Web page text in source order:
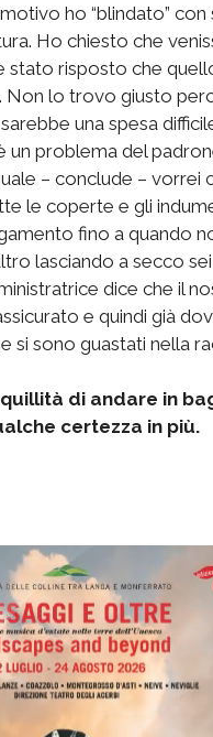
ho “blindato”
Ho chiesto che
stato risposto che
Non lo trovo giusto
una spesa
un problema del
– conclude – vorrei
le coperte e gli
fino a quando
lasciando a secco sei
dice che il
e quindi già
si sono guastati nella
di andare in
certezza in più.